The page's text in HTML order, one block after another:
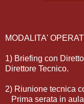
MODALITA'
1) Briefing con
Direttore Tecnico.
2) Riunione tecnica
Prima serata in